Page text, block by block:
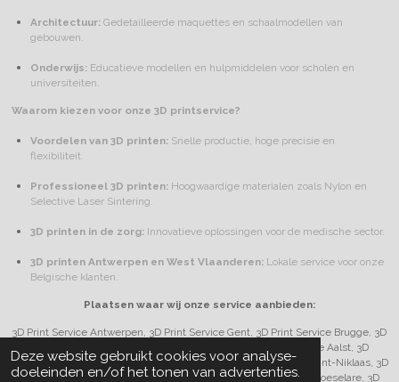
Deze website gebruikt cookies voor analyse-
doeleinden en/of het tonen van advertenties.
Architectuur:Gedetailleerde maquettes en schaalmodellen van
gebouwen.
Onderwijs:Educatieve modellen en hulpmiddelen voor scholen en
universiteiten.
Waarom kiezen voor onze 3D printservice?
Voordelen van 3D printen:Snelle productie, hoge precisie en
flexibiliteit.
Professioneel 3D printen:Hoogwaardige materialen zoals Nylon en
Selective Laser Sintering.
3D printen in de zorg:Innovatieve oplossingen voor de medische sector.
3D printen Antwerpen en West Vlaanderen:Lokale service voor onze
Belgische klanten.
Plaatsen waar wij onze service aanbieden:
3D Print Service Antwerpen, 3D Print Service Gent, 3D Print Service Brugge, 3D
Print Service Leuven, 3D Print Service Mechelen, 3D Print Service Aalst, 3D
Print Service Kortrijk, 3D Print Service Hasselt, 3D Print Service Sint-Niklaas, 3D
Print Service Oostende, 3D Print Service Genk, 3D Print Service Roeselare, 3D